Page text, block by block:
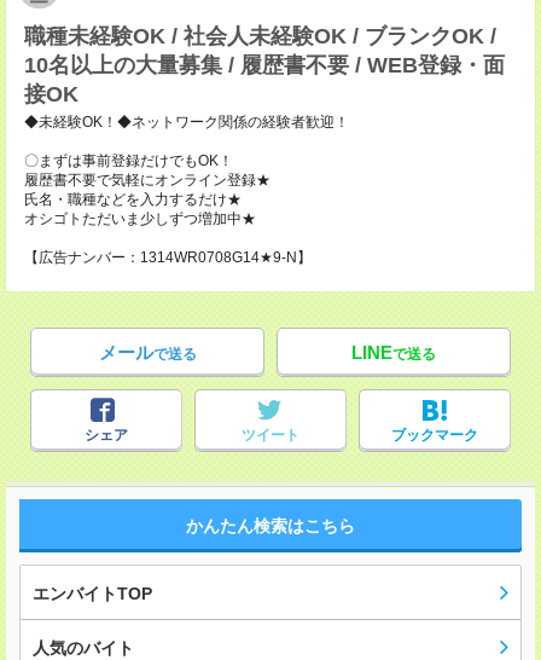
職種未経験OK / 社会人未経験OK / ブランクOK /
10名以上の大量募集 / 履歴書不要 / WEB登録・面
接OK
◆未経験OK！◆ネットワーク関係の経験者歓迎！
〇まずは事前登録だけでもOK！
履歴書不要で気軽にオンライン登録★
氏名・職種などを入力するだけ★
オシゴトただいま少しずつ増加中★
【広告ナンバー：1314WR0708G14★9-N】
メールで送る LINEで送る
シェア ツイート ブックマーク
かんたん検索はこちら
エンバイトTOP
人気のバイト